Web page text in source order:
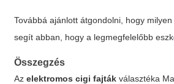
Továbbá ajánlott átgondolni, hogy
segít abban, hogy a legmegfelelőbb
Összegzés
Azelektromos cigi fajták választéka